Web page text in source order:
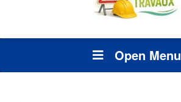
Open Menu